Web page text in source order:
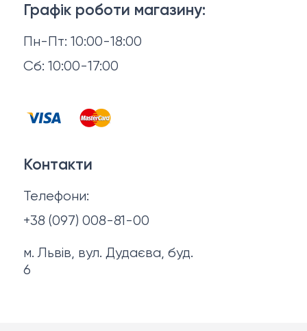
Графік роботи магазину:
Пн-Пт: 10:00-18:00
Сб: 10:00-17:00
Взуття
Головні убори
Запальнички
Відгуки
Договір оферти
Політика конфіденційності
Про нас
Контакти
Телефони:
+38 (097) 008-81-00
м. Львів, вул. Дудаєва, буд.
6